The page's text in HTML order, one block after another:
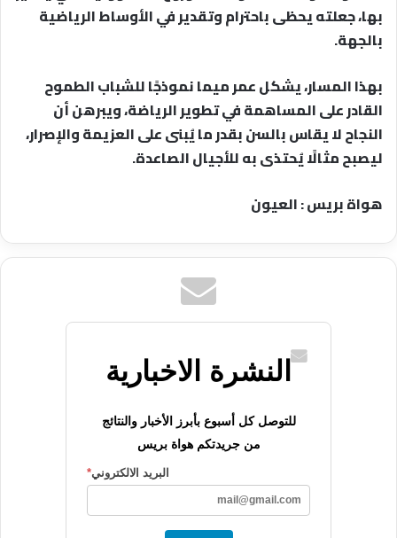
بها، جعلته يحظى باحترام وتقدير في الأوساط الرياضية
بالجهة.
بهذا المسار، يشكل عمر ميما نموذجًا للشباب الطموح
القادر على المساهمة في تطوير الرياضة، ويبرهن أن
النجاح لا يقاس بالسن بقدر ما يُبنى على العزيمة والإصرار،
ليصبح مثالًا يُحتذى به للأجيال الصاعدة.
هواة بريس : العيون
النشرة الاخبارية
للتوصل كل أسبوع بأبرز الأخبار والنتائج
من جريدتكم هواة بريس
البريد الالكتروني*